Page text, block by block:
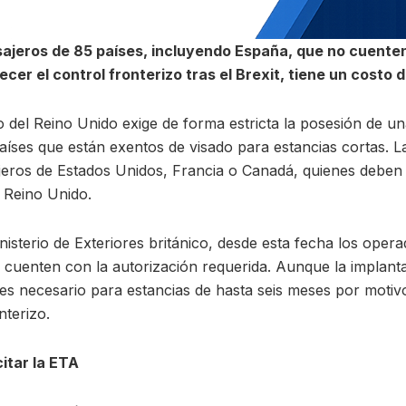
de 85 países, incluyendo España, que no
el control fronterizo tras el Brexit, tiene un costo
Reino Unido exige de forma estricta la posesión de
que están exentos de visado para estancias cortas.
de Estados Unidos, Francia o Canadá, quienes
Unido.
de Exteriores británico, desde esta fecha los
con la autorización requerida. Aunque la
necesario para estancias de hasta seis meses por
la ETA